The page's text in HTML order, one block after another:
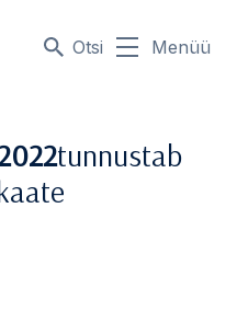
Otsi Menüü
tunnustab